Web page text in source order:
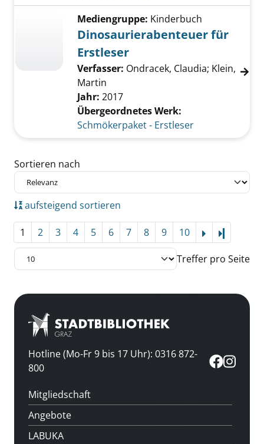
Mediengruppe: Kinderbuch
Dinosaurierabenteuer für
Erstleser
Verfasser: Ondracek, Claudia; Klein,
Martin
Jahr: 2017
Übergeordnetes Werk:
Schmökerpaket - Erstleser
Zu den Suchfiltern springen
Sortieren nach
aufsteigend sortieren
1 2 3 4 5 6 7 8 9 10
Treffer pro Seite
Hotline (Mo-Fr 9 bis 17 Uhr): 0316 872-
800
Mitgliedschaft
Angebote
LABUKA